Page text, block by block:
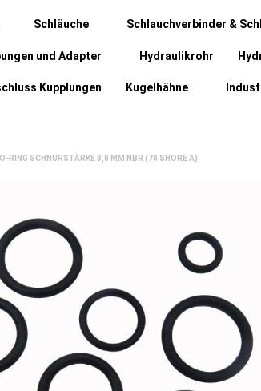
Schläuche Schlauchverbinder &
und Adapter Hydraulikrohr
Kupplungen Kugelhähne
O-RING SCHNURSTÄRKE 3,0 MM NBR (70 SHORE A)